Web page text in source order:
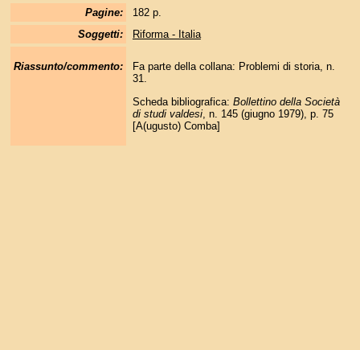
Pagine:
182 p.
Soggetti:
Riforma - Italia
Riassunto/commento:
Fa parte della collana: Problemi di storia, n.
31.
Scheda bibliografica: Bollettino della Società
di studi valdesi, n. 145 (giugno 1979), p. 75
[A(ugusto) Comba]